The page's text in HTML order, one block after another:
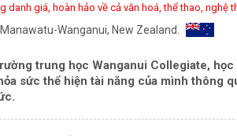
danh giá, hoàn hảo về cả văn hoá, thể thao, nghệ
Wanganui, New Zealand.
trung học Wanganui Collegiate,
sức thể hiện tài năng của mình thông